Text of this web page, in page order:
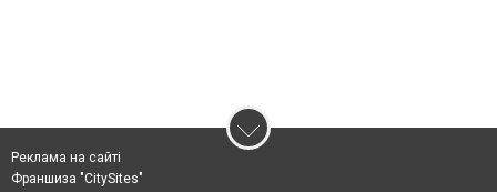
Реклама на сайті
Франшиза "CitySites"